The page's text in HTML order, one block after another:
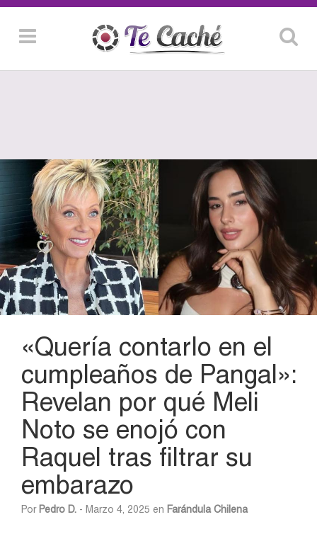
«Quería contarlo en el
cumpleaños de Pangal»:
Revelan por qué Meli
Noto se enojó con
Raquel tras filtrar su
embarazo
Por Pedro D. - Marzo 4, 2025 en Farándula Chilena